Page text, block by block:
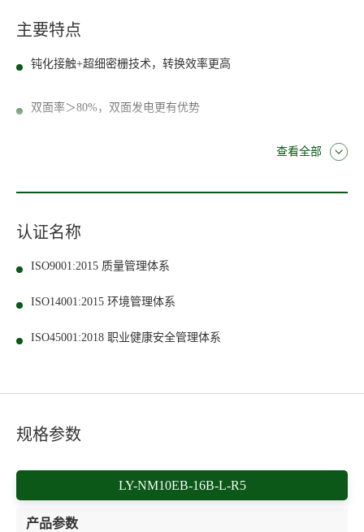
主要特点
钝化接触+超细密栅技术，转换效率更高
双面率＞80%，双面发电更有优势
查看全部
认证名称
ISO9001:2015 质量管理体系
ISO14001:2015 环境管理体系
ISO45001:2018 职业健康安全管理体系
规格参数
LY-NM10EB-16B-L-R5
产品参数